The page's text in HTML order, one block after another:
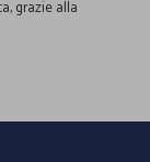
grazie alla